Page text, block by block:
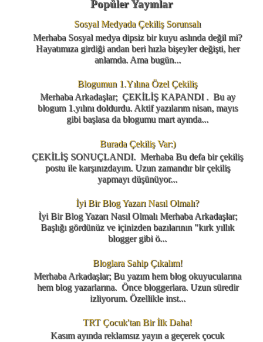
Popüler Yayınlar
Sosyal Medyada Çekiliş Sorunsalı
Merhaba Sosyal medya dipsiz bir kuyu aslında değil mi?
Hayatımıza girdiği andan beri hızla bişeyler değişti, her
anlamda. Ama bugün...
Blogumun 1.Yılına Özel Çekiliş
Merhaba Arkadaşlar; ÇEKİLİŞ KAPANDI . Bu ay
blogum 1.yılını doldurdu. Aktif yazılarım nisan, mayıs
gibi başlasa da blogumu mart ayında...
Burada Çekiliş Var:)
ÇEKİLİŞ SONUÇLANDI. Merhaba Bu defa bir çekiliş
postu ile karşınızdayım. Uzun zamandır bir çekiliş
yapmayı düşünüyor...
İyi Bir Blog Yazarı Nasıl Olmalı?
İyi Bir Blog Yazarı Nasıl Olmalı Merhaba Arkadaşlar;
Başlığı gördünüz ve içinizden bazılarının "kırk yıllık
blogger gibi ö...
Bloglara Sahip Çıkalım!
Merhaba Arkadaşlar; Bu yazım hem blog okuyucularına
hem blog yazarlarına. Önce bloggerlara. Uzun süredir
izliyorum. Özellikle inst...
TRT Çocuk'tan Bir İlk Daha!
Kasım ayında reklamsız yayın a geçerek çocuk